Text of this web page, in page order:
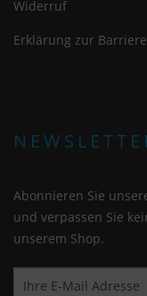
Widerruf
Erklärung zur
Abonnieren Sie
und verpassen Sie
unserem Shop.